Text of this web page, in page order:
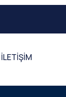
İLETİŞİM